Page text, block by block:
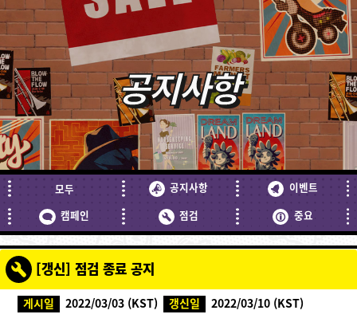
공지사항
모두 공지사항
이벤트
캠페인
점검 중요
[갱신] 점검 종료 공지
게시일 2022/03/03 (KST) 갱신일 2022/03/10 (KST)